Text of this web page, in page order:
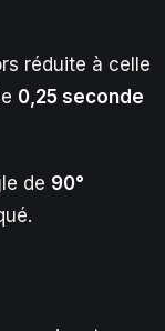
réduite à celle
0,25 seconde
de 90°